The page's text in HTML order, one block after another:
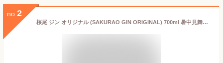
no. 2
桜尾 ジン オリジナル (SAKURAO GIN ORIGINAL) 700ml 暑中見舞い お中元 ギフト 御祝 熨斗